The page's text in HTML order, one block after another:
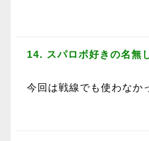
14. スパロボ好きの名無
今回は戦線でも使わなか